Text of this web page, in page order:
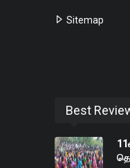
Sitemap
Best